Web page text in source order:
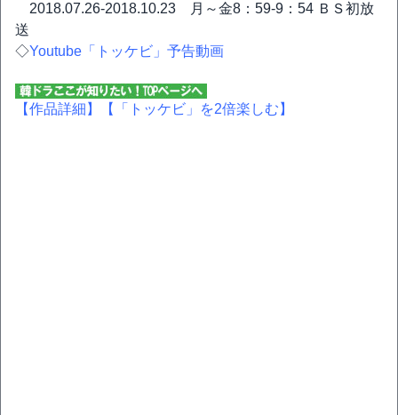
2018.07.26-2018.10.23 月～金8：59-9：54 ＢＳ初放
送
◇Youtube「トッケビ」予告動画
【作品詳細】 【「トッケビ」を2倍楽しむ】